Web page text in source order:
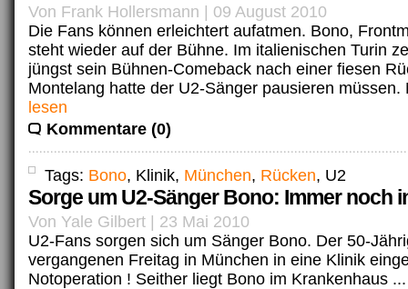
Von Frank Hollersmann | 09 August 2010
Die Fans können erleichtert aufatmen. Bono,
steht wieder auf der Bühne. Im italienischen Turin
jüngst sein Bühnen-Comeback nach einer fiesen
Montelang hatte der U2-Sänger pausieren müssen.
lesen
Kommentare (0)
Tags: Bono, Klinik, München, Rücken, U2
Sorge um U2-Sänger Bono: Immer noch
Von Yale Gilbert | 23 Mai 2010
U2-Fans sorgen sich um Sänger Bono. Der 50-
vergangenen Freitag in München in eine Klinik
Notoperation ! Seither liegt Bono im Krankenhaus